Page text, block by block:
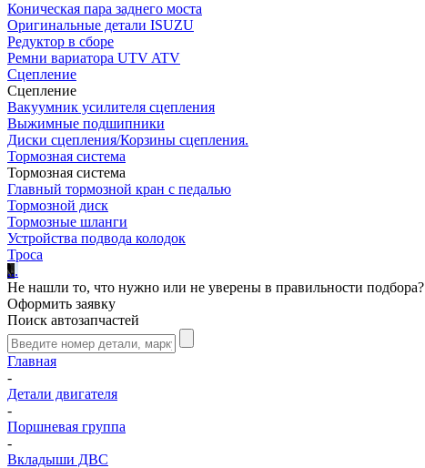
Коническая пара заднего моста
Оригинальные детали ISUZU
Редуктор в сборе
Ремни вариатора UTV ATV
Сцепление
Сцепление
Вакуумник усилителя сцепления
Выжимные подшипники
Диски сцепления/Корзины сцепления.
Тормозная система
Тормозная система
Главный тормозной кран с педалью
Тормозной диск
Тормозные шланги
Устройства подвода колодок
Троса
...
Не нашли то, что нужно или не уверены в правильности подбора?
Оформить заявку
Поиск автозапчастей
Главная
-
Детали двигателя
-
Поршневая группа
-
Вкладыши ДВС